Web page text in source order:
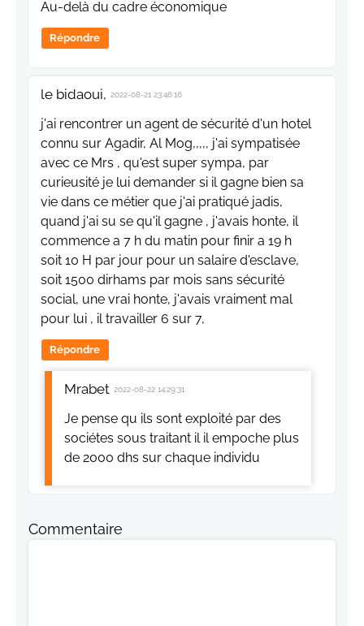
Au-delà du cadre économique
Répondre
le bidaoui, 2022-08-21 23:46:16
j'ai rencontrer un agent de sécurité d'un hotel
connu sur Agadir, Al Mog,,,,, j'ai sympatisée
avec ce Mrs , qu'est super sympa, par
curieusité je lui demander si il gagne bien sa
vie dans ce métier que j'ai pratiqué jadis,
quand j'ai su se qu'il gagne , j'avais honte, il
commence a 7 h du matin pour finir a 19 h
soit 10 H par jour pour un salaire d'esclave,
soit 1500 dirhams par mois sans sécurité
social, une vrai honte, j'avais vraiment mal
pour lui , il travailler 6 sur 7,
Répondre
Mrabet 2022-08-22 14:29:31
Je pense qu ils sont exploité par des
sociétes sous traitant il il empoche plus
de 2000 dhs sur chaque individu
Commentaire